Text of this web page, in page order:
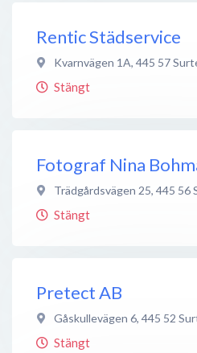
Rentic Städservice
Kvarnvägen 1A, 445 57
Stängt
Fotograf Nina
Trädgårdsvägen 25, 445 56
Stängt
Pretect AB
Gåskullevägen 6, 445 52
Stängt